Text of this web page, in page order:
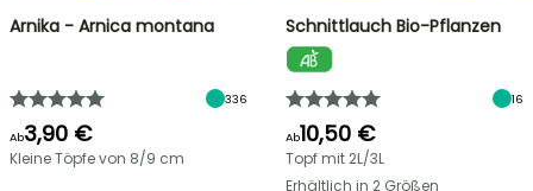
Arnika - Arnica montana
336
Ab3,90 €
Kleine Töpfe von 8/9 cm
Schnittlauch Bio-Pflanzen
16
Ab10,50 €
Topf mit 2L/3L
Erhältlich in 2 Größen